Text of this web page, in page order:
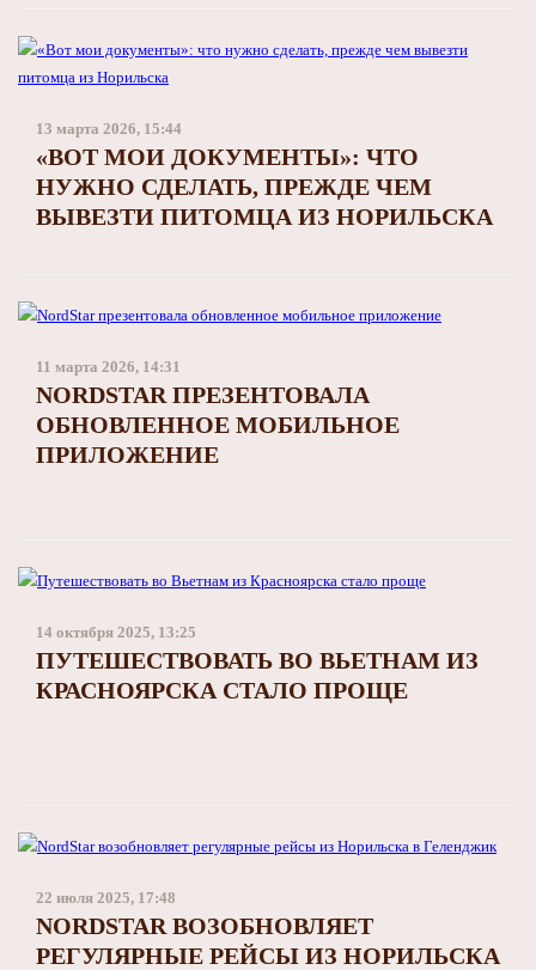
13 марта 2026, 15:44
«ВОТ МОИ ДОКУМЕНТЫ»: ЧТО
НУЖНО СДЕЛАТЬ, ПРЕЖДЕ ЧЕМ
ВЫВЕЗТИ ПИТОМЦА ИЗ НОРИЛЬСКА
11 марта 2026, 14:31
NORDSTAR ПРЕЗЕНТОВАЛА
ОБНОВЛЕННОЕ МОБИЛЬНОЕ
ПРИЛОЖЕНИЕ
14 октября 2025, 13:25
ПУТЕШЕСТВОВАТЬ ВО ВЬЕТНАМ ИЗ
КРАСНОЯРСКА СТАЛО ПРОЩЕ
22 июля 2025, 17:48
NORDSTAR ВОЗОБНОВЛЯЕТ
РЕГУЛЯРНЫЕ РЕЙСЫ ИЗ НОРИЛЬСКА